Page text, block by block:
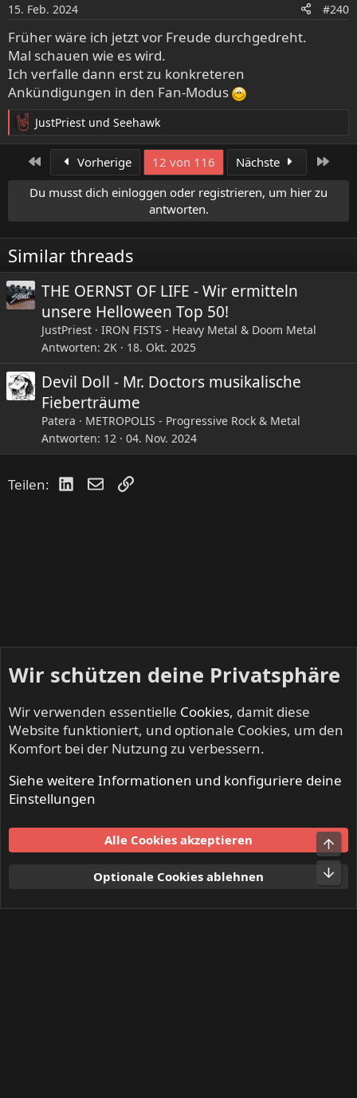
n
e
n
:
15. Feb. 2024 #240
Früher wäre ich jetzt vor Freude durchgedreht.
Mal schauen wie es wird.
Ich verfalle dann erst zu konkreteren
Ankündigungen in den Fan-Modus
R
e
o
n
e
n
:
JustPriest und Seehawk
Erste Vorherige 12 von 116 Nächste
Du musst dich einloggen oder registrieren, um hier zu
antworten.
Similar threads
THE OERNST OF LIFE - Wir ermitteln
unsere Helloween Top 50!
JustPriest
IRON FISTS - Heavy Metal & Doom Metal
Antworten 2K 18. Okt. 2025
Devil Doll - Mr. Doctors musikalische
Fieberträume
Patera
METROPOLIS - Progressive Rock & Metal
Antworten 12 04. Nov. 2024
Teilen: LinkedIn
E-MailLink
IRON FISTS - Heavy Metal & Doom Metal
Nutzungsbedingungen
Datenschutz
S
Wir schützen deine Privatsphäre
Wir verwenden essentielle Cookies, damit diese
Website funktioniert, und optionale Cookies, um den
Komfort bei der Nutzung zu verbessern.
Siehe weitere Informationen und konfiguriere deine
Einstellungen
Alle Cookies akzeptieren
Optionale Cookies ablehnen